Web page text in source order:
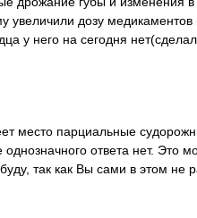
увеличили дозу медикаментов
у него на сегодня
место парциальные
ответа нет. Это
так как Вы сами в этом не